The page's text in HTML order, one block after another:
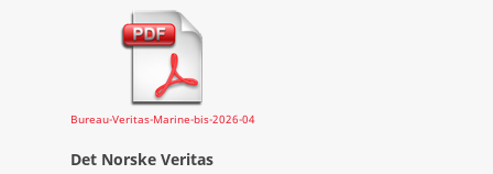
Bureau-Veritas-Marine-bis-2026-04
Det Norske Veritas